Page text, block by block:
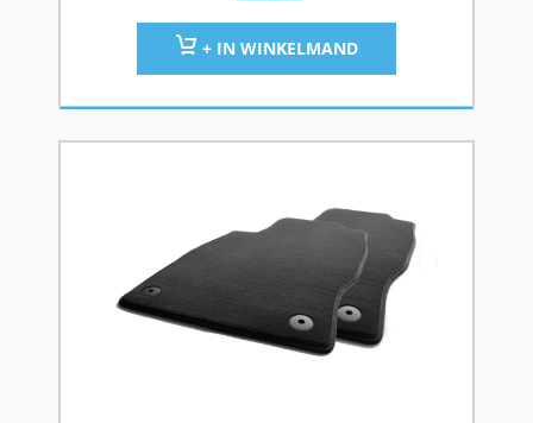
+ IN WINKELMAND